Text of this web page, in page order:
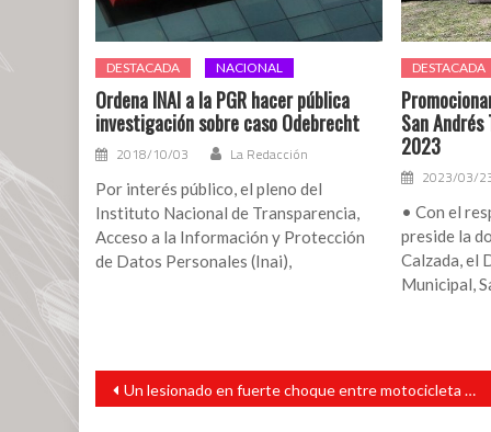
DESTACADA NACIONAL
Ordena INAI a la PGR hacer pública
investigación sobre caso Odebrecht
2018/10/03 La Redacción
Por interés público, el pleno del
Instituto Nacional de Transparencia,
Acceso a la Información y Protección
de Datos Personales (Inai),
DESTACADA
San
2023
2023/03/
• Con el
preside la
Calzada, el
Municipal,
Navegación
entradas
Un lesionado en fuerte choque entre motocicleta y camión repartidor de cervezas